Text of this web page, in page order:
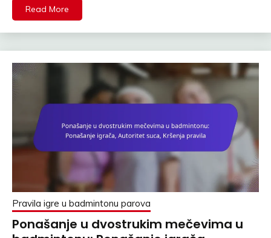
Read More
Pravila igre u badmintonu parova
Ponašanje u dvostrukim mečevima u